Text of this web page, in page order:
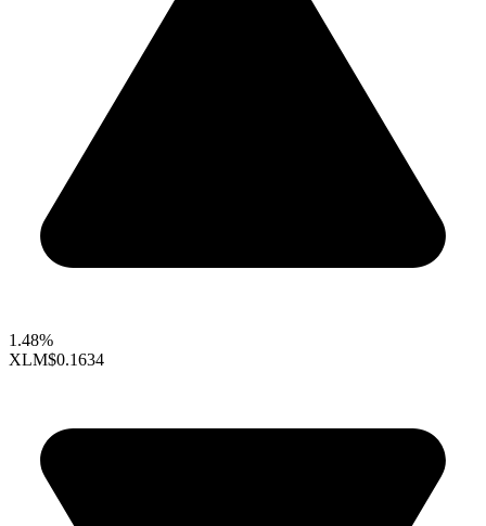
1.48%
XLM$0.1634